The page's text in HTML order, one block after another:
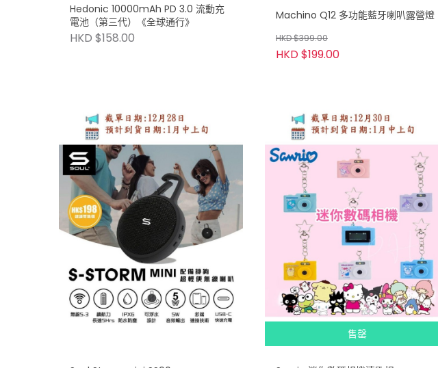
Hedonic 10000mAh PD 3.0 流動充
電池（第三代）《全球通行》
HKD $158.00
Machino Q12 多功能藍牙喇叭露營燈
HKD $399.00
HKD $199.00
售罄